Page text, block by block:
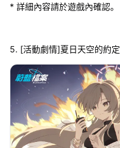
* 詳細內容請於遊戲內確認。
5. [活動劇情]夏日天空的約定